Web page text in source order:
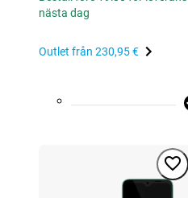
nästa dag
Outlet från 230,95 €